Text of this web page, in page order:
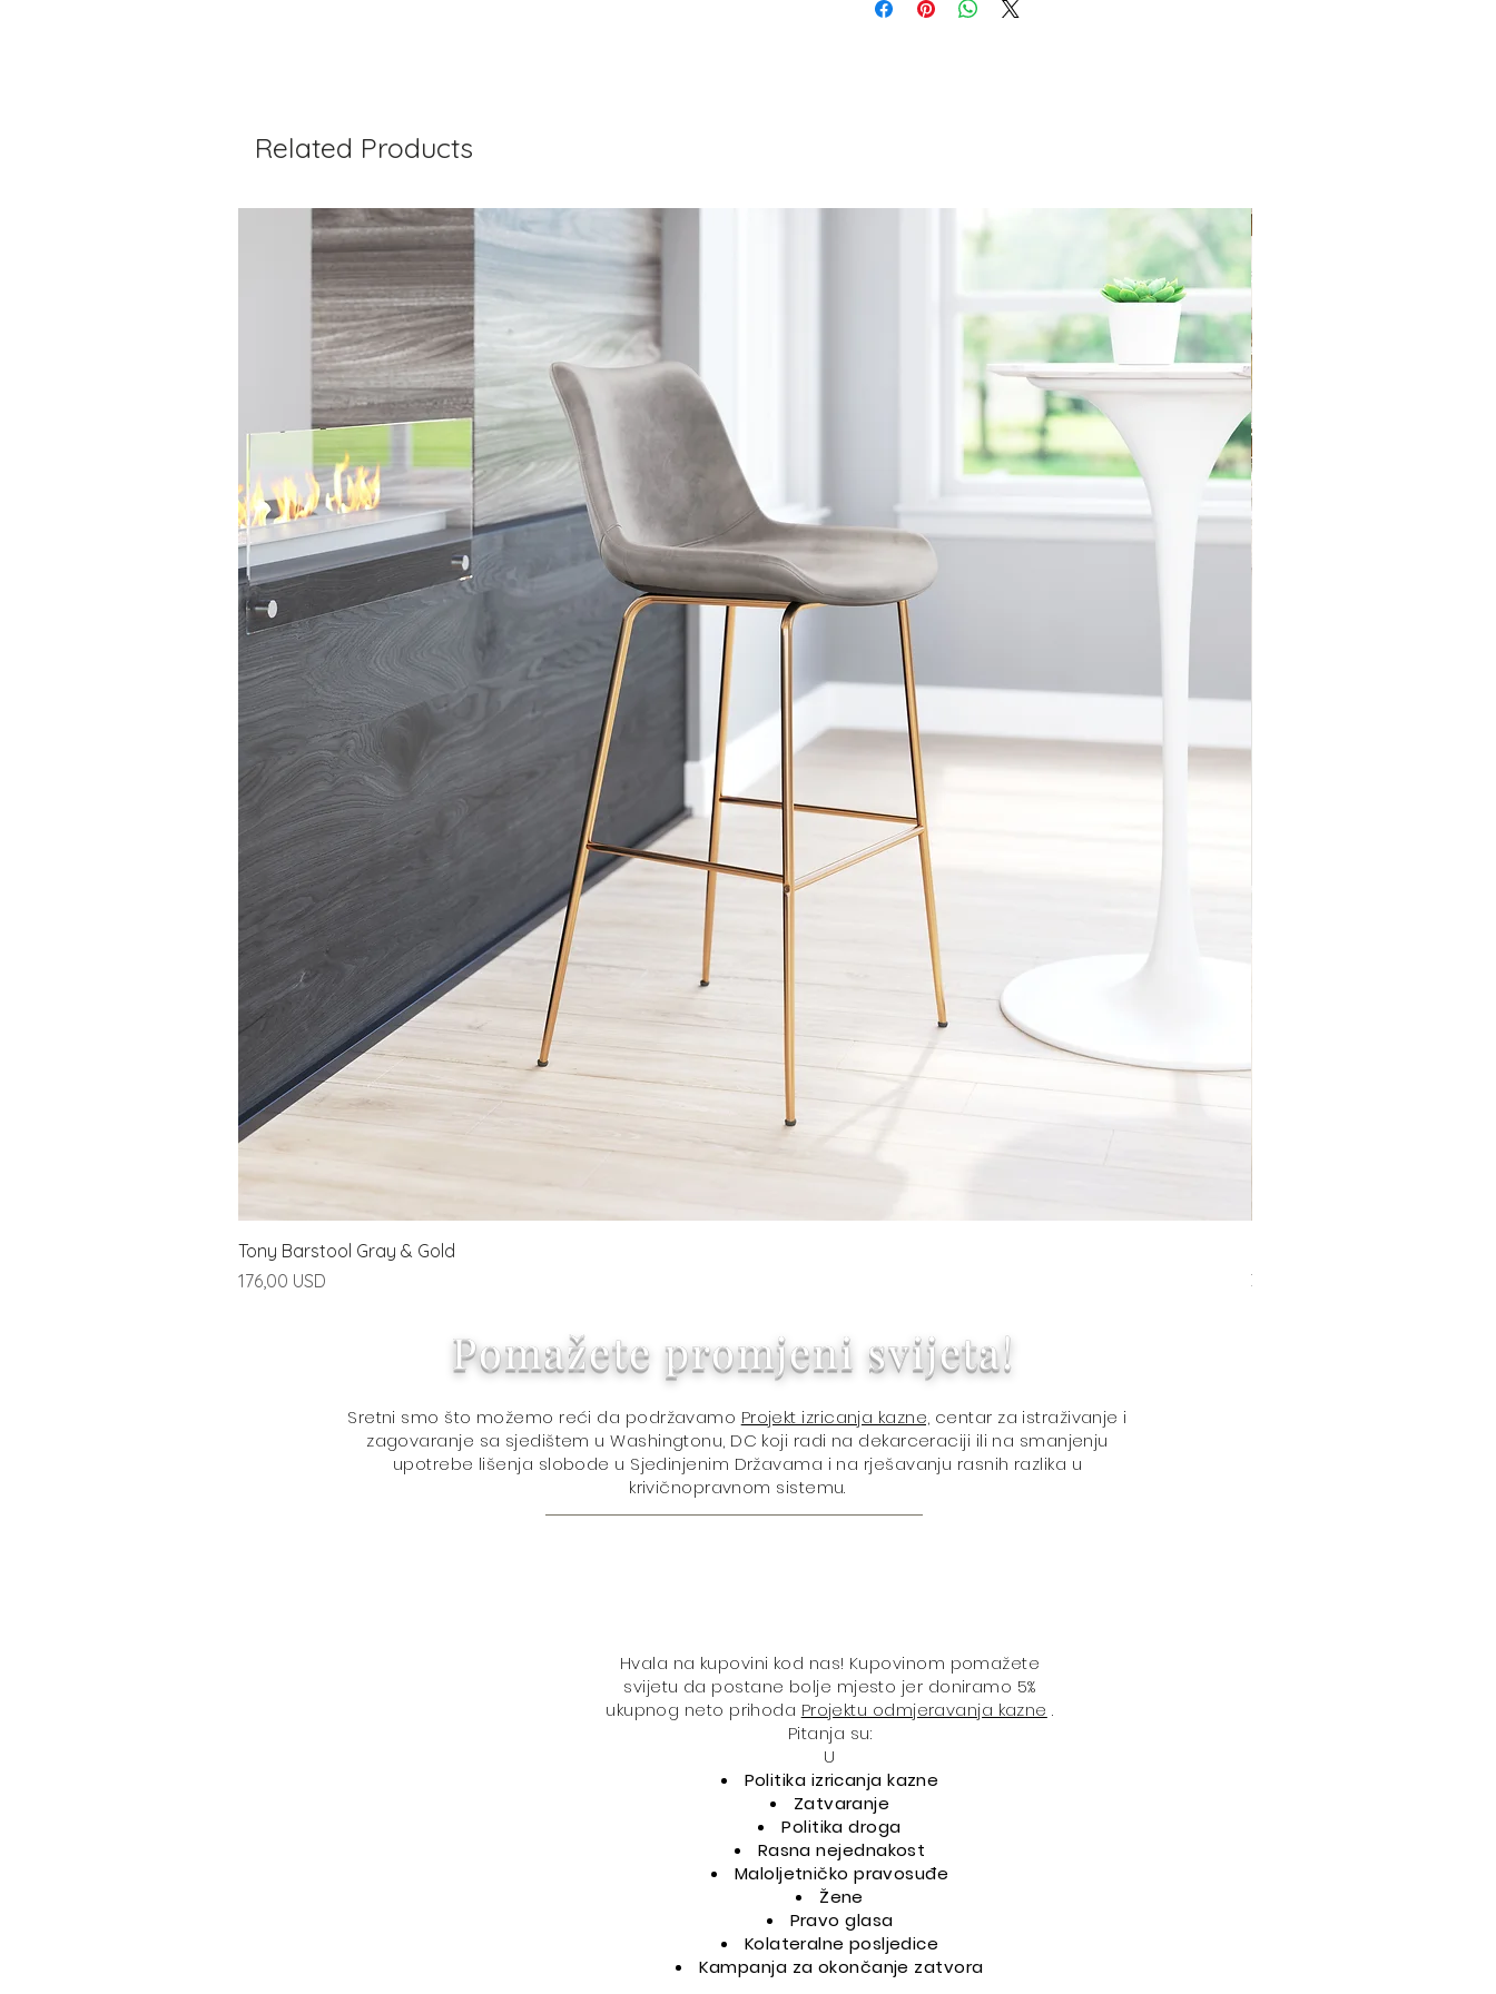
PRODUCT, THAT IS IN ORIGINAL PACKAGING with
Related Products
Tony Barstool Gray & Gold
Price
176,00 USD
Price
320,00 USD
Pomažete promjeni svijeta!
Sretni smo što možemo reći da podržavamo Projekt izricanja kazne, centar za istraživanje i
zagovaranje sa sjedištem u Washingtonu, DC koji radi na dekarceraciji ili na smanjenju
upotrebe lišenja slobode u Sjedinjenim Državama i na rješavanju rasnih razlika u
krivičnopravnom sistemu.
Hvala na kupovini kod nas! Kupovinom pomažete
svijetu da postane bolje mjesto jer doniramo 5%
ukupnog neto prihoda Projektu odmjeravanja kazne .
Pitanja su:
U
Politika izricanja kazne
Zatvaranje
Politika droga
Rasna nejednakost
Maloljetničko pravosuđe
Žene
Pravo glasa
Kolateralne posljedice
Kampanja za okončanje zatvora